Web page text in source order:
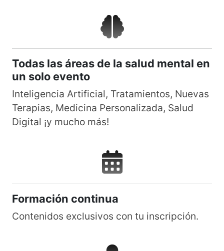
Todas las áreas de la salud mental en
un solo evento
Inteligencia Artificial, Tratamientos, Nuevas
Terapias, Medicina Personalizada, Salud
Digital ¡y mucho más!
Formación continua
Contenidos exclusivos con tu inscripción.